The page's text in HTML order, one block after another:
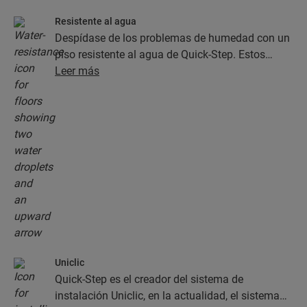
Resistente al agua
Despídase de los problemas de humedad con un
piso resistente al agua de Quick-Step. Estos
pisos, además de contar con un aspecto
limpieza en gran medida!
Leer más
Uniclic
Quick-Step es el creador del sistema de
instalación Uniclic, en la actualidad, el sistema